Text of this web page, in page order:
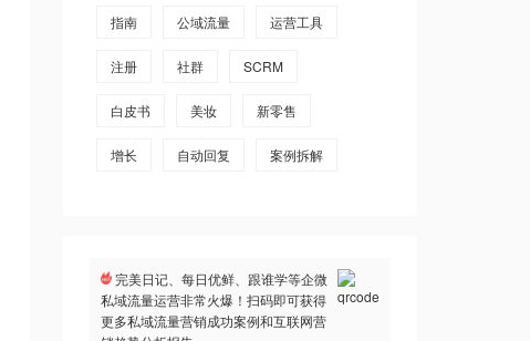
指南 公域流量 运营工具
注册 社群 SCRM
白皮书 美妆 新零售
增长 自动回复 案例拆解
完美日记、每日优鲜、跟谁学等企微
私域流量运营非常火爆！扫码即可获得
更多私域流量营销成功案例和互联网营